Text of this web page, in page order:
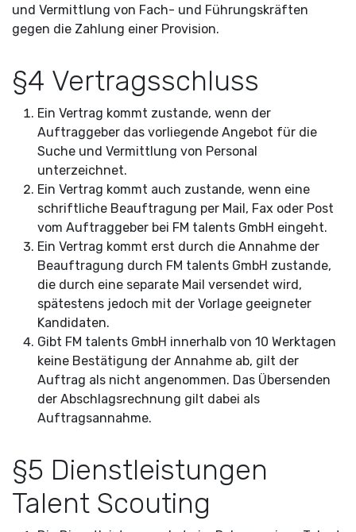
und Vermittlung von Fach- und Führungskräften
gegen die Zahlung einer Provision.
§4 Vertragsschluss
Ein Vertrag kommt zustande, wenn der
Auftraggeber das vorliegende Angebot für die
Suche und Vermittlung von Personal
unterzeichnet.
Ein Vertrag kommt auch zustande, wenn eine
schriftliche Beauftragung per Mail, Fax oder Post
vom Auftraggeber bei FM talents GmbH eingeht.
Ein Vertrag kommt erst durch die Annahme der
Beauftragung durch FM talents GmbH zustande,
die durch eine separate Mail versendet wird,
spätestens jedoch mit der Vorlage geeigneter
Kandidaten.
Gibt FM talents GmbH innerhalb von 10 Werktagen
keine Bestätigung der Annahme ab, gilt der
Auftrag als nicht angenommen. Das Übersenden
der Abschlagsrechnung gilt dabei als
Auftragsannahme.
§5 Dienstleistungen
Talent Scouting